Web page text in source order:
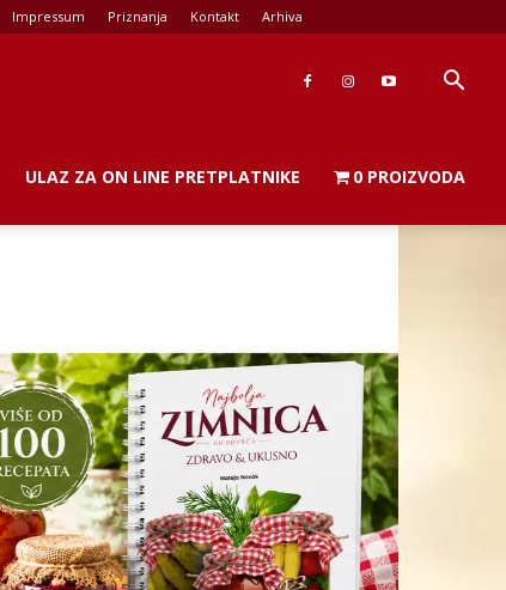
Impressum Priznanja Kontakt Arhiva
ULAZ ZA ON LINE PRETPLATNIKE 0 PROIZVODA